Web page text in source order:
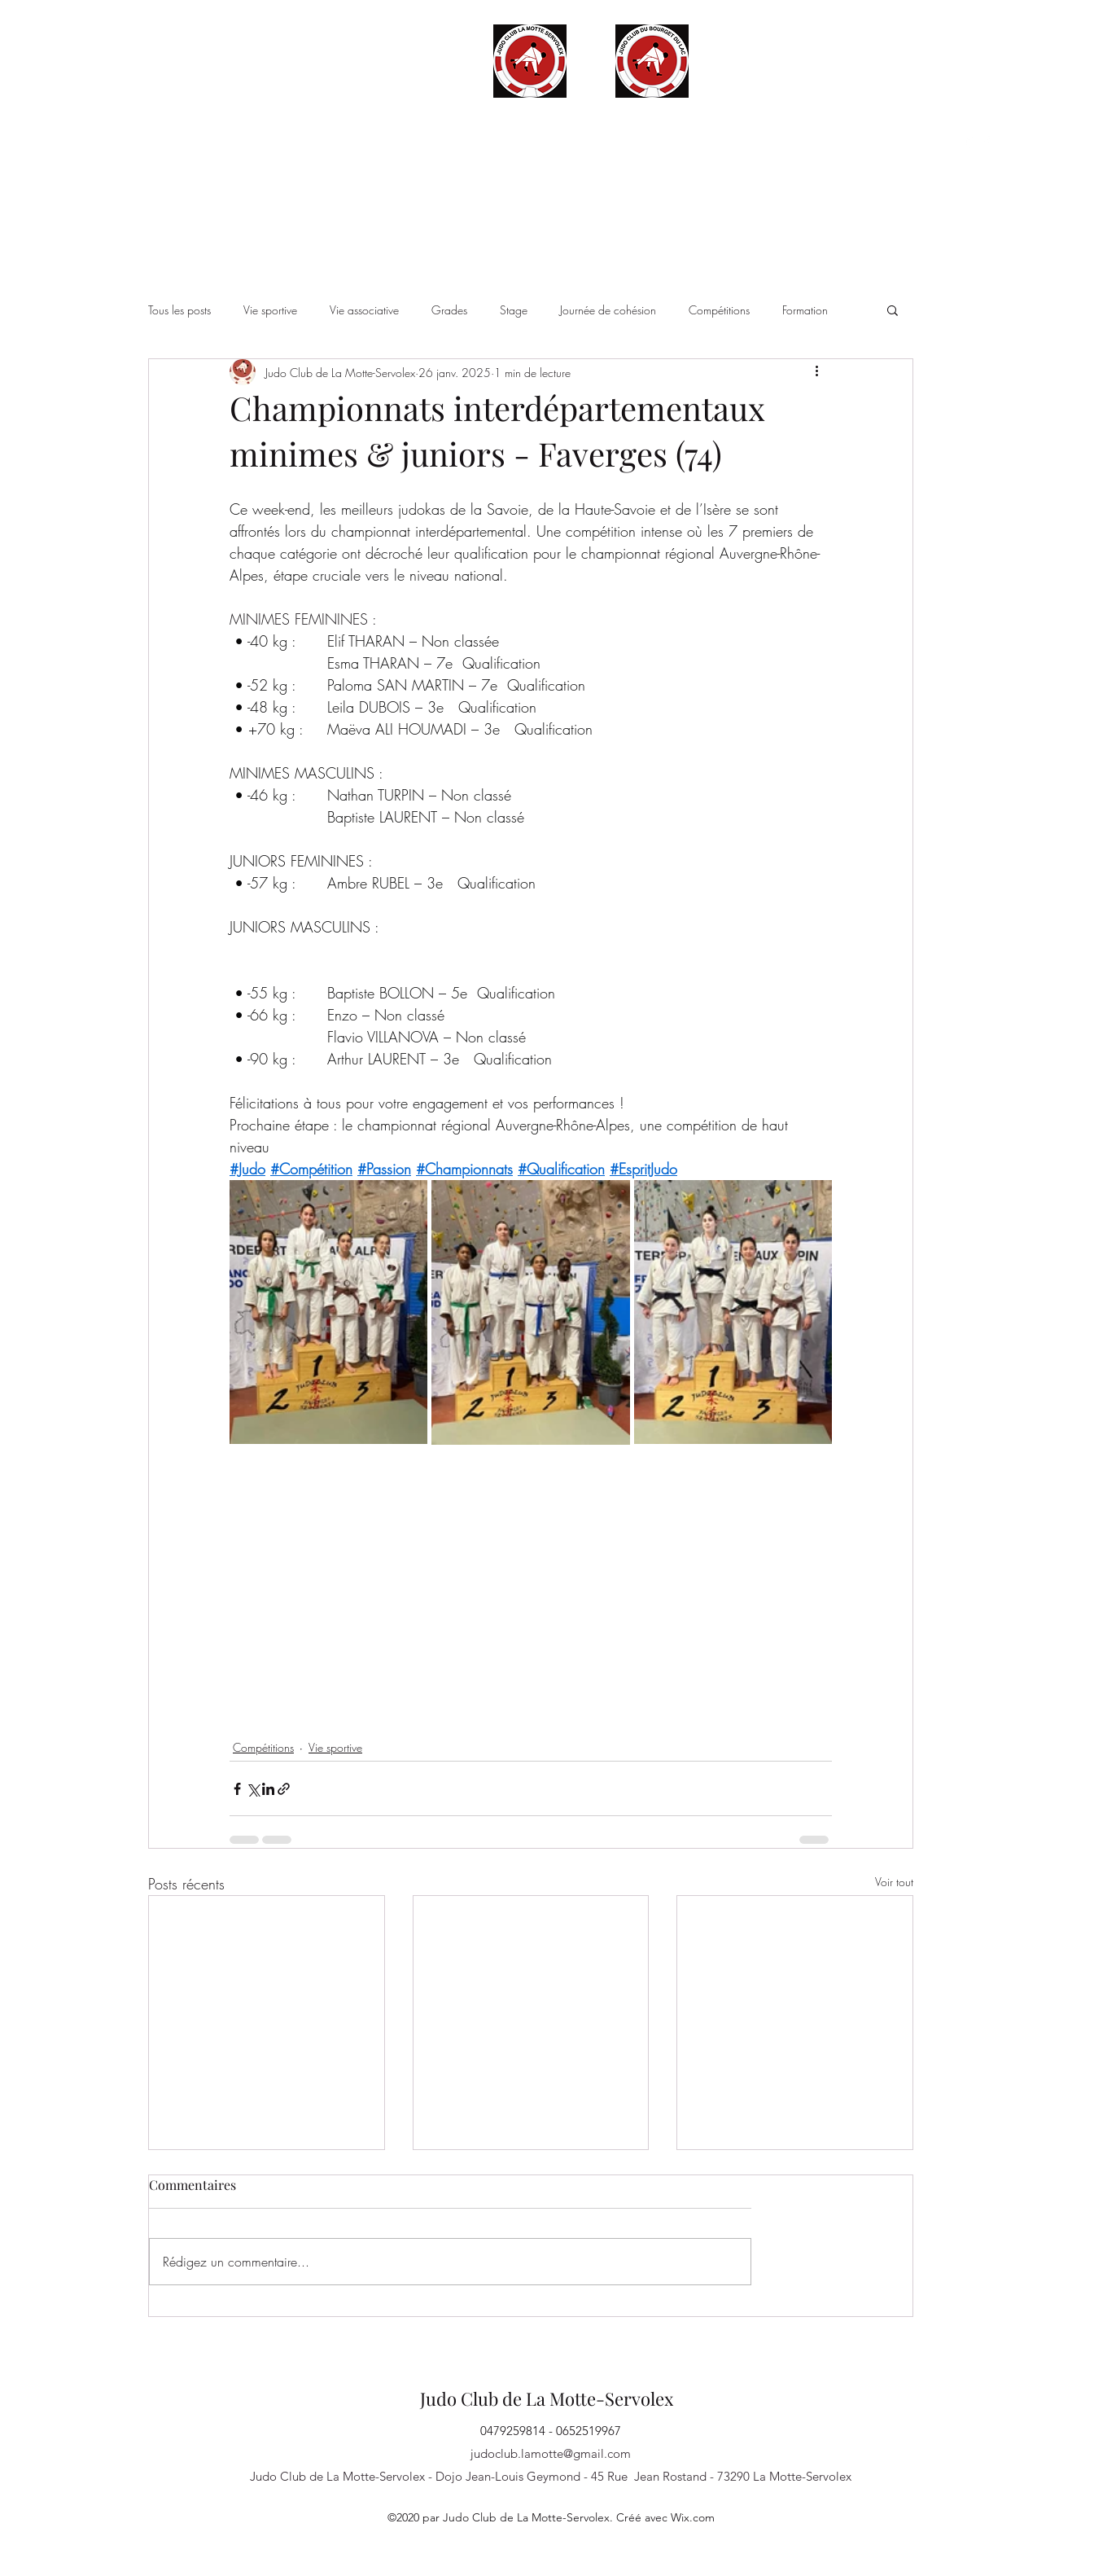
Tous les posts Vie sportive Vie associative Grades Stage Journée de cohésion Compétitions Formation
Evènement Saison 2022/2023 Entrainements Saison 2023/2024
SAISON 2026-2027
Championnats interdépartementaux
minimes & juniors - Faverges (74)
Judo Club de La Motte-Servolex 26 janv. 2025 1 min de lecture
Ce week-end, les meilleurs judokas de la Savoie, de la Haute-Savoie et de l’Isère se sont
affrontés lors du championnat interdépartemental. Une compétition intense où les 7 premiers de
chaque catégorie ont décroché leur qualification pour le championnat régional Auvergne-Rhône-
Alpes, étape cruciale vers le niveau national.
MINIMES FEMININES :
• -40 kg : 	Elif THARAN – Non classée
			Esma THARAN – 7e  Qualification
• -52 kg :	Paloma SAN MARTIN – 7e  Qualification
• -48 kg :	Leila DUBOIS – 3e   Qualification
• +70 kg :	Maëva ALI HOUMADI – 3e   Qualification
MINIMES MASCULINS :
• -46 kg :	Nathan TURPIN – Non classé
			Baptiste LAURENT – Non classé
JUNIORS FEMININES :
• -57 kg :	Ambre RUBEL – 3e   Qualification
JUNIORS MASCULINS :
• -55 kg :	Baptiste BOLLON – 5e  Qualification
• -66 kg :	Enzo – Non classé
			Flavio VILLANOVA – Non classé
• -90 kg :	Arthur LAURENT – 3e   Qualification
Félicitations à tous pour votre engagement et vos performances !
Prochaine étape : le championnat régional Auvergne-Rhône-Alpes, une compétition de haut
niveau
#Judo #Compétition #Passion #Championnats #Qualification #EspritJudo
Compétitions Vie sportive
Posts récents Voir tout
Un très bel échange entre le
FÉLICITATIONS à nos
FIN DE SAISON POUR LES
Commentaires
Rédigez un commentaire...
Judo Club de La Motte-Servolex
0479259814 - 0652519967
judoclub.lamotte@gmail.com
Judo Club de La Motte-Servolex - Dojo Jean-Louis Geymond - 45 Rue Jean Rostand - 73290 La Motte-Servolex
©2020 par Judo Club de La Motte-Servolex. Créé avec Wix.com